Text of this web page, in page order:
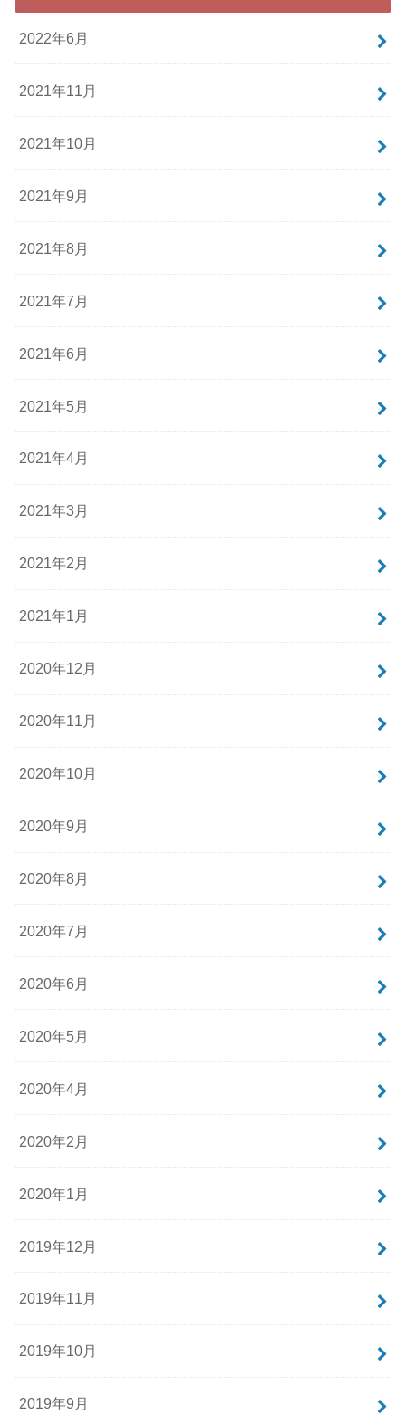
2022年6月
2021年11月
2021年10月
2021年9月
2021年8月
2021年7月
2021年6月
2021年5月
2021年4月
2021年3月
2021年2月
2021年1月
2020年12月
2020年11月
2020年10月
2020年9月
2020年8月
2020年7月
2020年6月
2020年5月
2020年4月
2020年2月
2020年1月
2019年12月
2019年11月
2019年10月
2019年9月